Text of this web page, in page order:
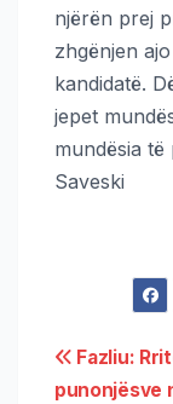
njërën prej
zhgënjen
kandidatë.
jepet
mundësia
Saveski
Fazliu:
punonjësve